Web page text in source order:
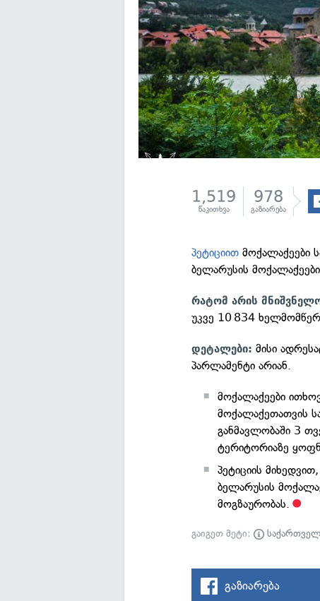
1,519
წაკითხვა
978
გაზიარება
პეტიციითმოქალაქეები
ბელარუსის
რატომ არის
უკვე 10 834
დეტალები: მისი
პარლამენტი არიან.
მოქალაქეები
მოქალაქეთათვის
განმავლობაში 3
ტერიტორიაზე
პეტიციის
ბელარუსის
მოგზაურობას.
გაიგეთ მეტი:
გაზიარება